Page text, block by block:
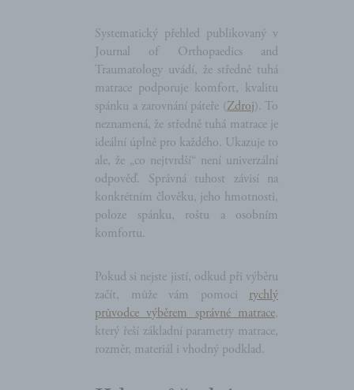
Systematický přehled publikovaný v
Journal of Orthopaedics and
Traumatology uvádí, že středně tuhá
matrace podporuje komfort, kvalitu
spánku a zarovnání páteře (Zdroj). To
neznamená, že středně tuhá matrace je
ideální úplně pro každého. Ukazuje to
ale, že „co nejtvrdší“ není univerzální
odpověď. Správná tuhost závisí na
konkrétním člověku, jeho hmotnosti,
poloze spánku, roštu a osobním
komfortu.
Pokud si nejste jistí, odkud při výběru
začít, může vám pomoci rychlý
průvodce výběrem správné matrace,
který řeší základní parametry matrace,
rozměr, materiál i vhodný podklad.